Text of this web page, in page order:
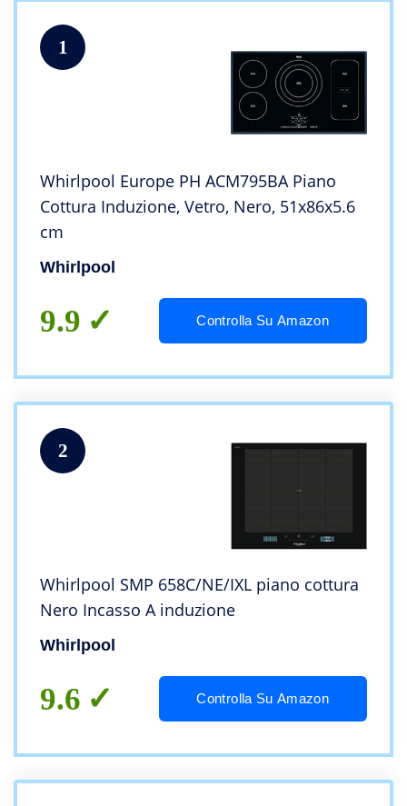
1
Whirlpool Europe PH ACM795BA Piano
Cottura Induzione, Vetro, Nero, 51x86x5.6
cm
Whirlpool
9.9 Controlla Su Amazon
2
Whirlpool SMP 658C/NE/IXL piano cottura
Nero Incasso A induzione
Whirlpool
9.6 Controlla Su Amazon